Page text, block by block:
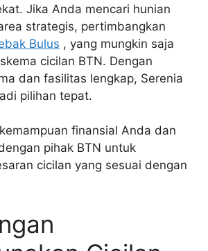
Jika Anda mencari hunian
strategis, pertimbangkan
Bulus , yang mungkin saja
cicilan BTN. Dengan
dan fasilitas lengkap, Serenia
pilihan tepat.
finansial Anda dan
pihak BTN untuk
cicilan yang sesuai dengan